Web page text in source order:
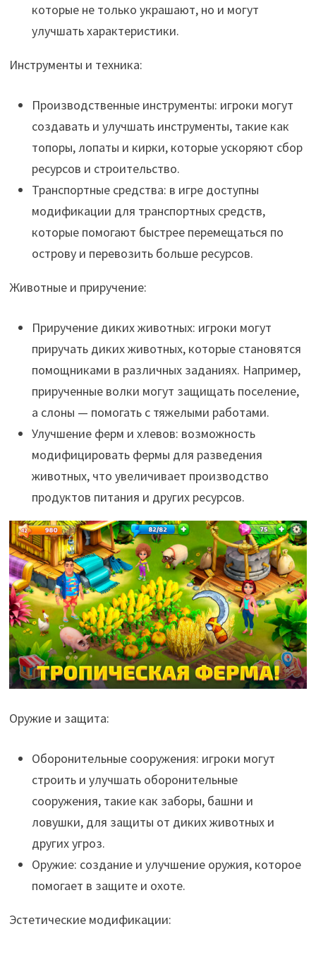
которые не только украшают, но и могут
улучшать характеристики.
Инструменты и техника:
Производственные инструменты: игроки могут
создавать и улучшать инструменты, такие как
топоры, лопаты и кирки, которые ускоряют сбор
ресурсов и строительство.
Транспортные средства: в игре доступны
модификации для транспортных средств,
которые помогают быстрее перемещаться по
острову и перевозить больше ресурсов.
Животные и приручение:
Приручение диких животных: игроки могут
приручать диких животных, которые становятся
помощниками в различных заданиях. Например,
прирученные волки могут защищать поселение,
а слоны — помогать с тяжелыми работами.
Улучшение ферм и хлевов: возможность
модифицировать фермы для разведения
животных, что увеличивает производство
продуктов питания и других ресурсов.
Оружие и защита:
Оборонительные сооружения: игроки могут
строить и улучшать оборонительные
сооружения, такие как заборы, башни и
ловушки, для защиты от диких животных и
других угроз.
Оружие: создание и улучшение оружия, которое
помогает в защите и охоте.
Эстетические модификации: